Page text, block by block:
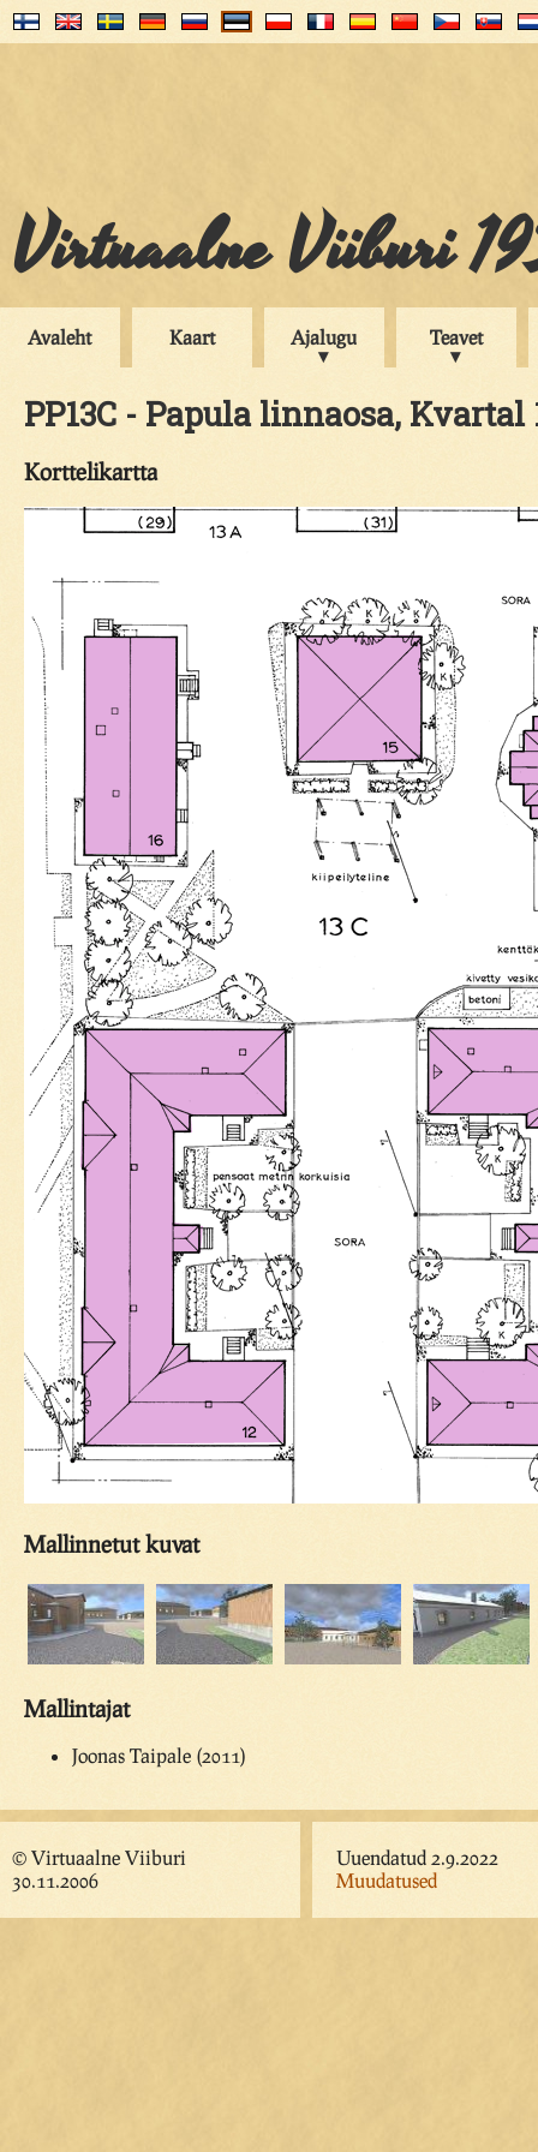
Virtuaalne Viiburi
Avaleht Kaart Ajalugu Teavet
PP13C - Papula linnaosa, Kvartal
Korttelikartta
Mallinnetut kuvat
Mallintajat
Joonas Taipale (2011)
© Virtuaalne Viiburi
30.11.2006
Uuendatud 2.9.2022
Muudatused